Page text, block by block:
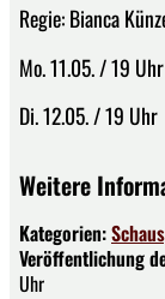
Regie: Bianca
Mo. 11.05. / 19 Uhr
Di. 12.05. / 19 Uhr
Weitere
Kategorien:
Veröffentlichung
Uhr